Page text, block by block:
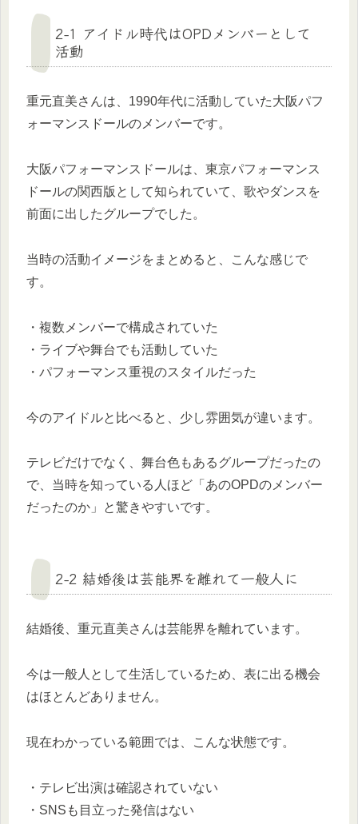
2-1 アイドル時代はOPDメンバーとして
活動
重元直美さんは、1990年代に活動していた大阪パフ
ォーマンスドールのメンバーです。
大阪パフォーマンスドールは、東京パフォーマンス
ドールの関西版として知られていて、歌やダンスを
前面に出したグループでした。
当時の活動イメージをまとめると、こんな感じで
す。
・複数メンバーで構成されていた
・ライブや舞台でも活動していた
・パフォーマンス重視のスタイルだった
今のアイドルと比べると、少し雰囲気が違います。
テレビだけでなく、舞台色もあるグループだったの
で、当時を知っている人ほど「あのOPDのメンバー
だったのか」と驚きやすいです。
2-2 結婚後は芸能界を離れて一般人に
結婚後、重元直美さんは芸能界を離れています。
今は一般人として生活しているため、表に出る機会
はほとんどありません。
現在わかっている範囲では、こんな状態です。
・テレビ出演は確認されていない
・SNSも目立った発信はない